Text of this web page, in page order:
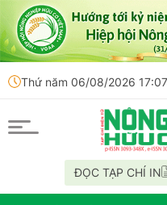
Thứ năm 06/08/2026 17:07
ĐỌC TẠP CHÍ IN